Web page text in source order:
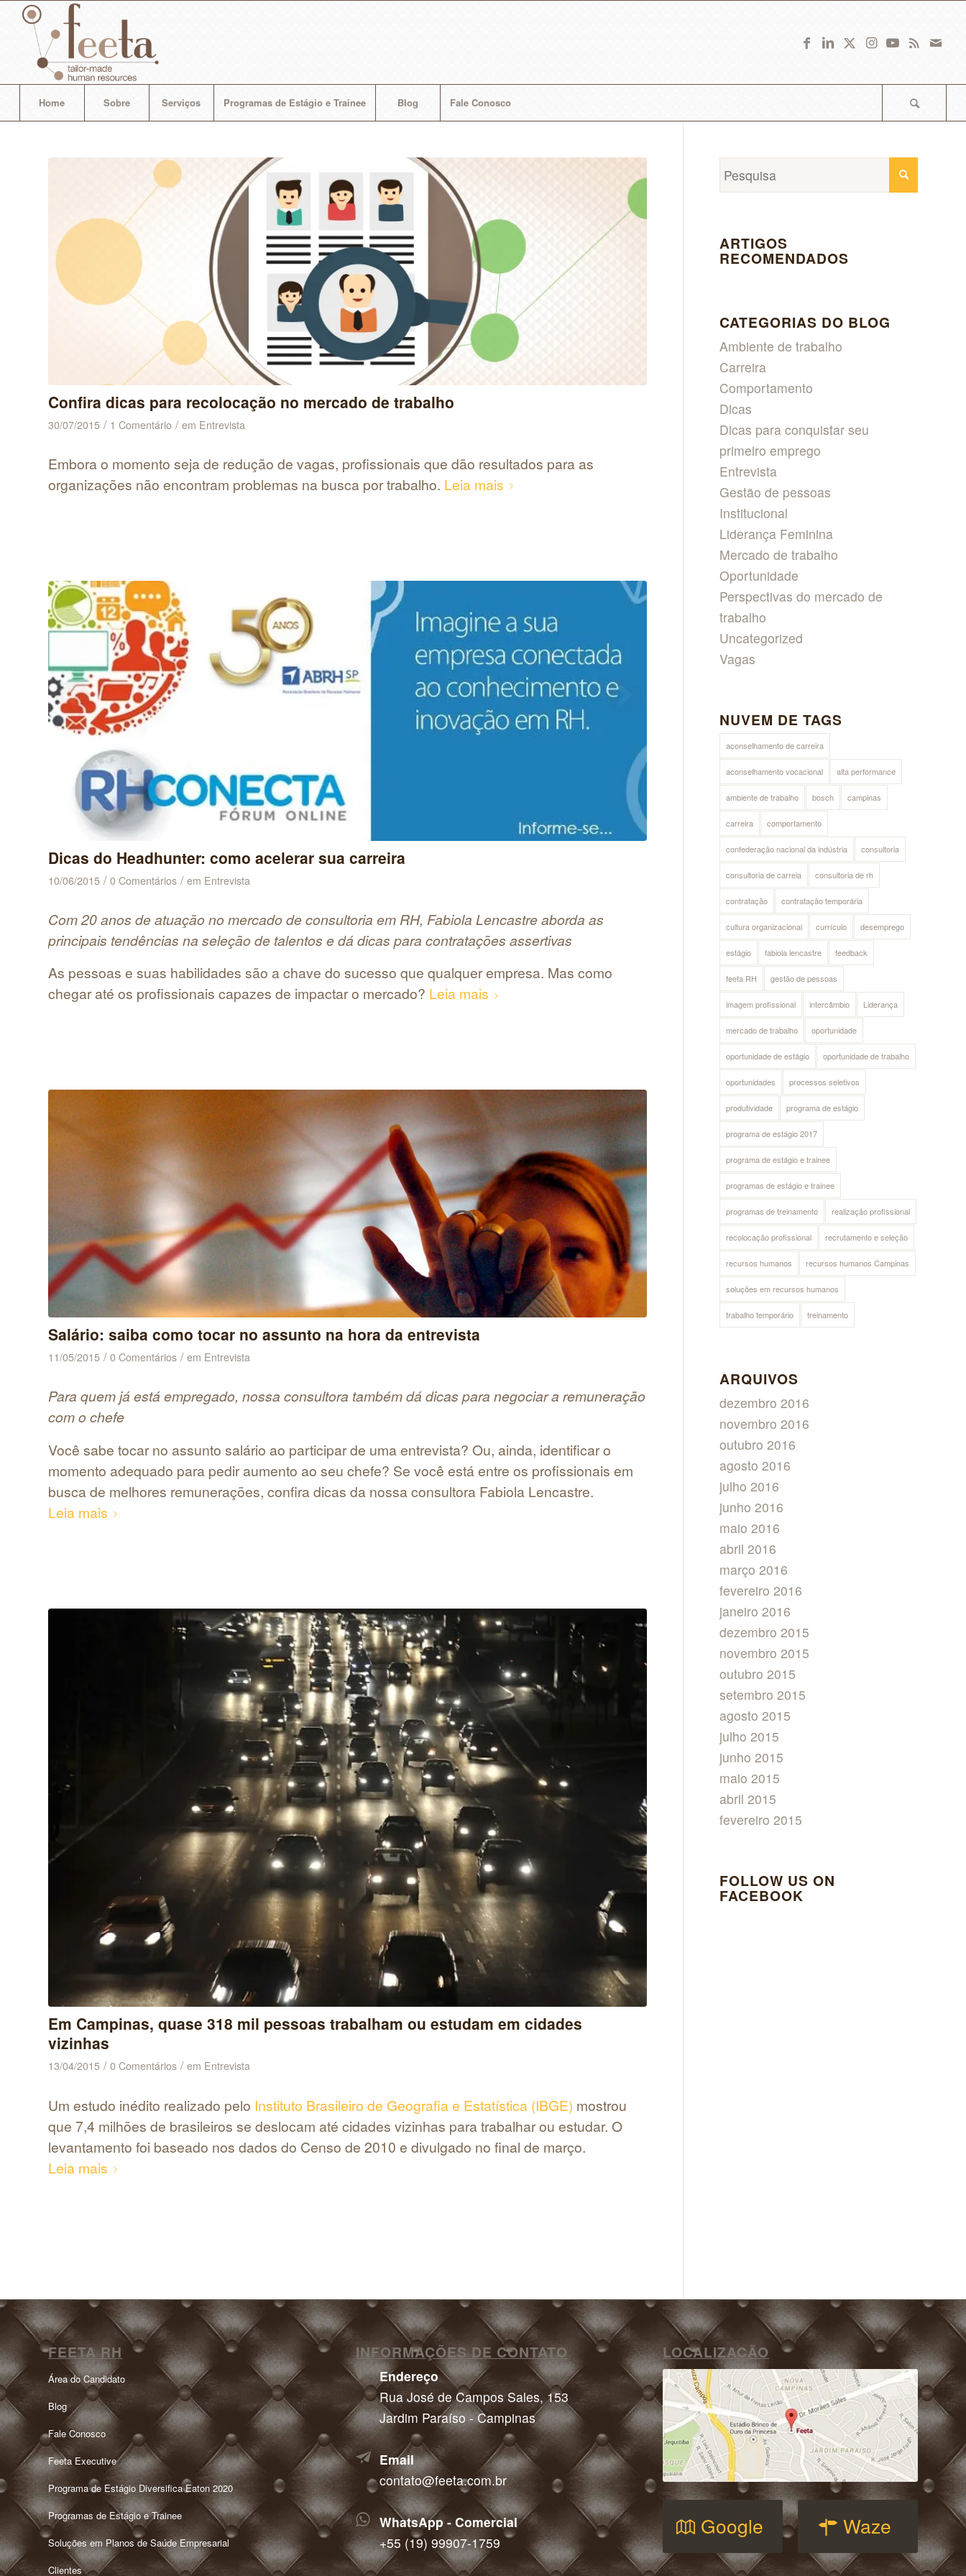
Home Sobre Serviços Programas de Estágio e Trainee Blog Fale Conosco
Confira dicas para recolocação no mercado de trabalho
30/07/2015 / 1 Comentário / em Entrevista
Embora o momento seja de redução de vagas, profissionais que dão resultados para as
organizações não encontram problemas na busca por trabalho. Leia mais
Dicas do Headhunter: como acelerar sua carreira
10/06/2015 / 0 Comentários / em Entrevista
Com 20 anos de atuação no mercado de consultoria em RH, Fabiola Lencastre aborda as
principais tendências na seleção de talentos e dá dicas para contratações assertivas
As pessoas e suas habilidades são a chave do sucesso que qualquer empresa. Mas como
chegar até os profissionais capazes de impactar o mercado? Leia mais
Salário: saiba como tocar no assunto na hora da entrevista
11/05/2015 / 0 Comentários / em Entrevista
Para quem já está empregado, nossa consultora também dá dicas para negociar a remuneração
com o chefe
Você sabe tocar no assunto salário ao participar de uma entrevista? Ou, ainda, identificar o
momento adequado para pedir aumento ao seu chefe? Se você está entre os profissionais em
busca de melhores remunerações, confira dicas da nossa consultora Fabiola Lencastre.
Leia mais
Em Campinas, quase 318 mil pessoas trabalham ou estudam em cidades
vizinhas
13/04/2015 / 0 Comentários / em Entrevista
Um estudo inédito realizado pelo Instituto Brasileiro de Geografia e Estatística (IBGE) mostrou
que 7,4 milhões de brasileiros se deslocam até cidades vizinhas para trabalhar ou estudar. O
levantamento foi baseado nos dados do Censo de 2010 e divulgado no final de março.
Leia mais
ARTIGOS
RECOMENDADOS
CATEGORIAS DO BLOG
Ambiente de trabalho
Carreira
Comportamento
Dicas
Dicas para conquistar seu
primeiro emprego
Entrevista
Gestão de pessoas
Institucional
Liderança Feminina
Mercado de trabalho
Oportunidade
Perspectivas do mercado de
trabalho
Uncategorized
Vagas
NUVEM DE TAGS
aconselhamento de carreira
aconselhamento vocacional alta performance
ambiente de trabalho bosch campinas
carreira comportamento
confederação nacional da indústria consultoria
consultoria de carreia consultoria de rh
contratação contratação temporária
cultura organizacional currículo desemprego
estágio fabiola lencastre feedback
feeta RH gestão de pessoas
imagem profissional intercâmbio Liderança
mercado de trabalho oportunidade
oportunidade de estágio oportunidade de trabalho
oportunidades processos seletivos
produtividade programa de estágio
programa de estágio 2017
programa de estágio e trainee
programas de estágio e trainee
programas de treinamento realização profissional
recolocação profissional recrutamento e seleção
recursos humanos recursos humanos Campinas
soluções em recursos humanos
trabalho temporário treinamento
ARQUIVOS
dezembro 2016
novembro 2016
outubro 2016
agosto 2016
julho 2016
junho 2016
maio 2016
abril 2016
março 2016
fevereiro 2016
janeiro 2016
dezembro 2015
novembro 2015
outubro 2015
setembro 2015
agosto 2015
julho 2015
junho 2015
maio 2015
abril 2015
fevereiro 2015
FOLLOW US ON
FACEBOOK
FEETA RH
Área do Candidato
Blog
Fale Conosco
Feeta Executive
Programa de Estágio Diversifica Eaton 2020
Programas de Estágio e Trainee
Soluções em Planos de Saúde Empresarial
Clientes
INFORMAÇÕES DE CONTATO
Endereço
Rua José de Campos Sales, 153
Jardim Paraíso - Campinas
Email
contato@feeta.com.br
WhatsApp - Comercial
+55 (19) 99907-1759
LOCALIZAÇÃO
Google Waze